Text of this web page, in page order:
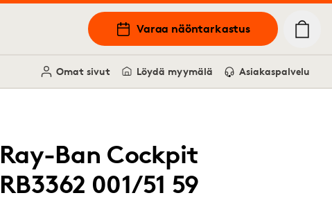
Varaa näöntarkastus
Omat sivut Löydä myymälä Asiakaspalvelu
Ray-Ban Cockpit
RB3362 001/51 59